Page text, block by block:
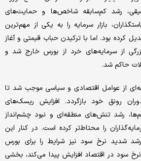
رشد کم‌سابقه شاخص‌ها و حمایت‌های
بازار سرمایه را به یکی از مهم‌ترین
کرده بود. اما با ترکیدن حباب قیمتی و آغاز
از سرمایه‌های خرد از بورس خارج شد و
حاکم شد.
از عوامل اقتصادی و سیاسی موجب شد تا
دوران رونق خود بازگردد. افزایش ریسک‌های
رشد تنش‌های منطقه‌ای و نبود چشم‌انداز
را محتاط‌تر کرده است. در کنار این
شدید نرخ سود نیز شرایط را برای بورس
نرخ سود در اقتصاد افزایش پیدا می‌کند، بخشی